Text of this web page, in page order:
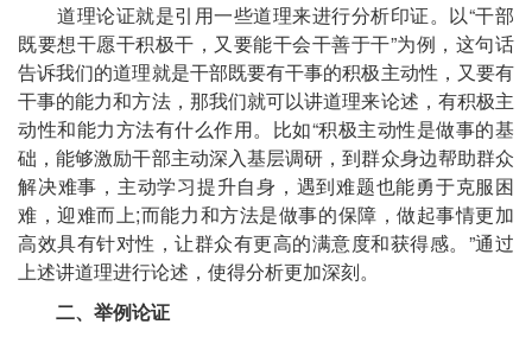
道理论证就是引用一些道理来进行分析印证。以“干部
既要想干愿干积极干，又要能干会干善于干”为例，这句话
告诉我们的道理就是干部既要有干事的积极主动性，又要有
干事的能力和方法，那我们就可以讲道理来论述，有积极主
动性和能力方法有什么作用。比如“积极主动性是做事的基
础，能够激励干部主动深入基层调研，到群众身边帮助群众
解决难事，主动学习提升自身，遇到难题也能勇于克服困
难，迎难而上;而能力和方法是做事的保障，做起事情更加
高效具有针对性，让群众有更高的满意度和获得感。”通过
上述讲道理进行论述，使得分析更加深刻。
二、举例论证